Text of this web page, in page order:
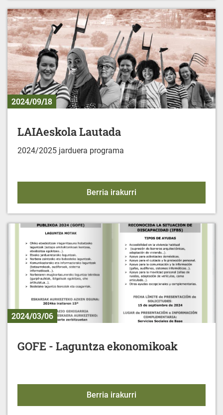
2024/09/18
LAIAeskola Lautada
2024/2025 jarduera programa
Berria irakurri
2024/03/06
GOFE - Laguntza ekonomikoak
Berria irakurri